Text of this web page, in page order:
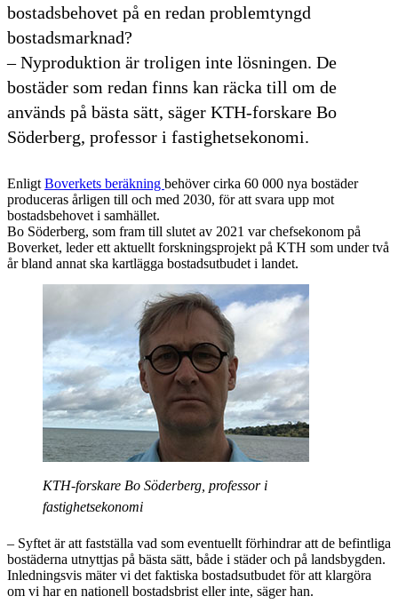
bostadsbehovet på en redan problemtyngd
bostadsmarknad?
– Nyproduktion är troligen inte lösningen. De
bostäder som redan finns kan räcka till om de
används på bästa sätt, säger KTH-forskare Bo
Söderberg, professor i fastighetsekonomi.
Enligt Boverkets beräkning behöver cirka 60 000 nya bostäder
produceras årligen till och med 2030, för att svara upp mot
bostadsbehovet i samhället.
Bo Söderberg, som fram till slutet av 2021 var chefsekonom på
Boverket, leder ett aktuellt forskningsprojekt på KTH som under två
år bland annat ska kartlägga bostadsutbudet i landet.
KTH-forskare Bo Söderberg, professor i
fastighetsekonomi
– Syftet är att fastställa vad som eventuellt förhindrar att de befintliga
bostäderna utnyttjas på bästa sätt, både i städer och på landsbygden.
Inledningsvis mäter vi det faktiska bostadsutbudet för att klargöra
om vi har en nationell bostadsbrist eller inte, säger han.